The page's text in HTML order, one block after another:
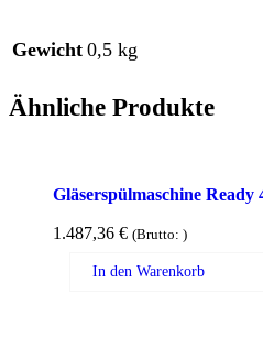
Gewicht 0,5 kg
Ähnliche Produkte
Gläserspülmaschine Ready
1.487,36 € (Brutto: )
In den Warenkorb